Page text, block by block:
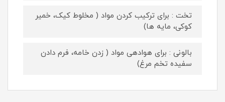
تخت : برای ترکیب کردن مواد ( مخلوط کیک، خمیر
کوکی، مایه ها)
بالونی : برای هوادهی مواد ( زدن خامه، فرم دادن
سفیده تخم مرغ)